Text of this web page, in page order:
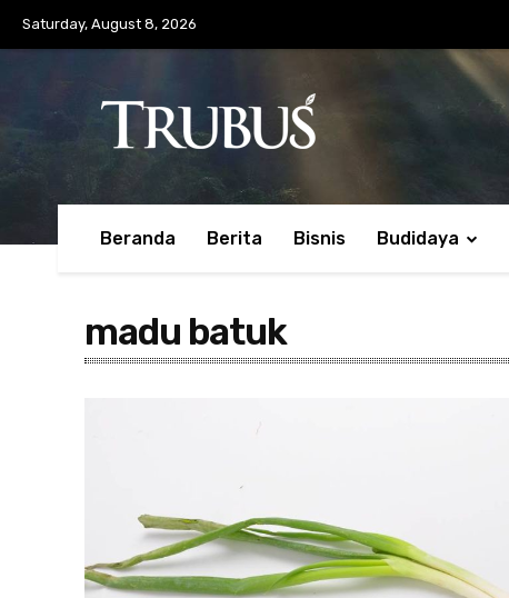
Saturday, August 8, 2026
Beranda Berita Bisnis Budidaya
madu batuk